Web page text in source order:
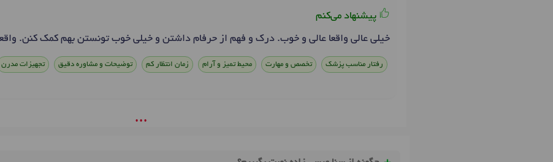
پیشنهاد می‌کنم
خیلی عالی واقعا عالی و خوب. درک و فهم از حرفام داشتن و خیلی خوب تونستن بهم کمک کنن.
رفتار مناسب پزشک تخصص و مهارت محیط تمیز و آرام زمان انتظار کم توضیحات و مشاوره دقیق تجهیزات مدرن
• • •